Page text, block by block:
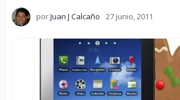
porJuan J Calcaño 27 junio, 2011